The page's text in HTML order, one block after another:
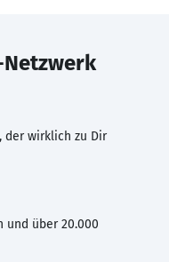
Netzwerk
der wirklich zu Dir
und über 20.000